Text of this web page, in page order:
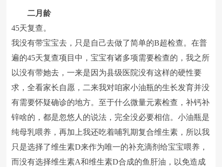
二月龄
45天复查。
我没有带宝宝去，只是自己去做了简单的B超检查。在普
遍的45天复查项目中，宝宝有诸多项需要检查的，我之所
以没有带她去，一来是因为县级医院没有这样的硬性要
求，全看家长自愿，二来我对咱家小油瓶的生长发育并没
有需要怀疑确诊的地方。至于什么微量元素检查，补钙补
锌啥的，都是忽悠人的说法，完全没必要相信。小油瓶是
纯母乳喂养，再加上我还吃着哺乳期复合维生素，所以我
只是选择了维生素D来作为唯一的补充滴剂给宝宝喂养，
而没有选择维生素A和维生素D合成的鱼肝油，以免造成